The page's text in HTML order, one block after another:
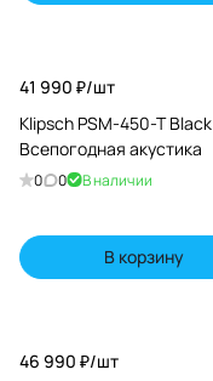
41 990 ₽/шт
Klipsch PSM-450-T Black
Всепогодная акустика
0 0 В наличии
В корзину
46 990 ₽/шт